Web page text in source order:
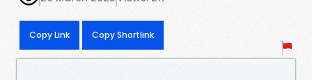
Copy Link Copy Shortlink